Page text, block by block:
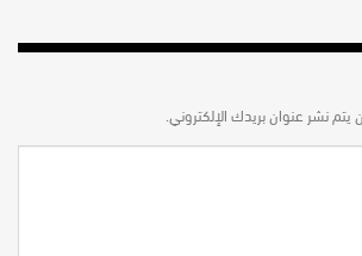
يتم نشر عنوان بريدك الإلكتروني.